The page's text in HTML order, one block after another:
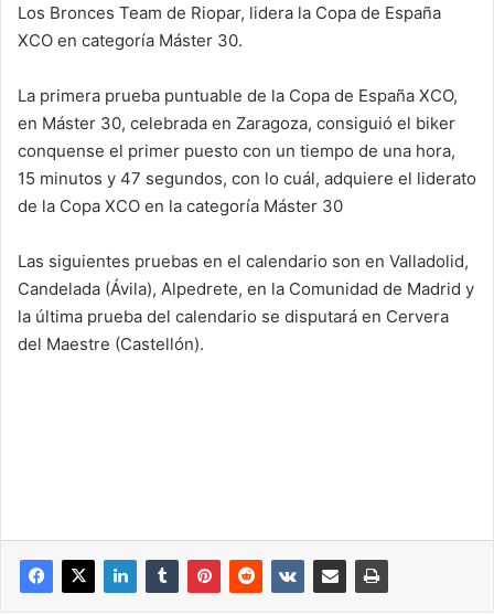
Los Bronces Team de Riopar, lidera la Copa de España
XCO en categoría Máster 30.
La primera prueba puntuable de la Copa de España XCO,
en Máster 30, celebrada en Zaragoza, consiguió el biker
conquense el primer puesto con un tiempo de una hora,
15 minutos y 47 segundos, con lo cuál, adquiere el liderato
de la Copa XCO en la categoría Máster 30
Las siguientes pruebas en el calendario son en Valladolid,
Candelada (Ávila), Alpedrete, en la Comunidad de Madrid y
la última prueba del calendario se disputará en Cervera
del Maestre (Castellón).